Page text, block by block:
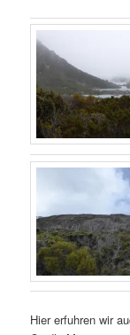
Hier erfuhren wir